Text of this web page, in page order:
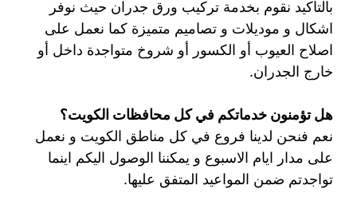
بالتأكيد نقوم بخدمة تركيب ورق جدران حيث نوفر
اشكال و موديلات و تصاميم متميزة كما نعمل على
اصلاح العيوب أو الكسور أو شروخ متواجدة داخل أو
خارج الجدران.
هل تؤمنون خدماتكم في كل محافظات الكويت؟
نعم فنحن لدينا فروع في كل مناطق الكويت و نعمل
على مدار ايام الاسبوع و يمكننا الوصول اليكم اينما
تواجدتم ضمن المواعيد المتفق عليها.